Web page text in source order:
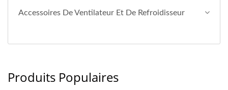
Accessoires De Ventilateur Et De Refroidisseur
Produits Populaires